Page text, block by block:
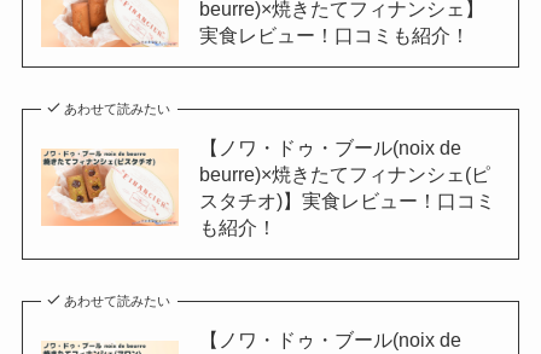
beurre)×焼きたてフィナンシェ】
実食レビュー！口コミも紹介！
あわせて読みたい
【ノワ・ドゥ・ブール(noix de
beurre)×焼きたてフィナンシェ(ピ
スタチオ)】実食レビュー！口コミ
も紹介！
あわせて読みたい
【ノワ・ドゥ・ブール(noix de